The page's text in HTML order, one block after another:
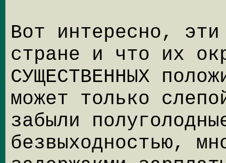
Вот интересно,
стране и что их
СУЩЕСТВЕННЫХ
может только
забыли
безвыходностью,